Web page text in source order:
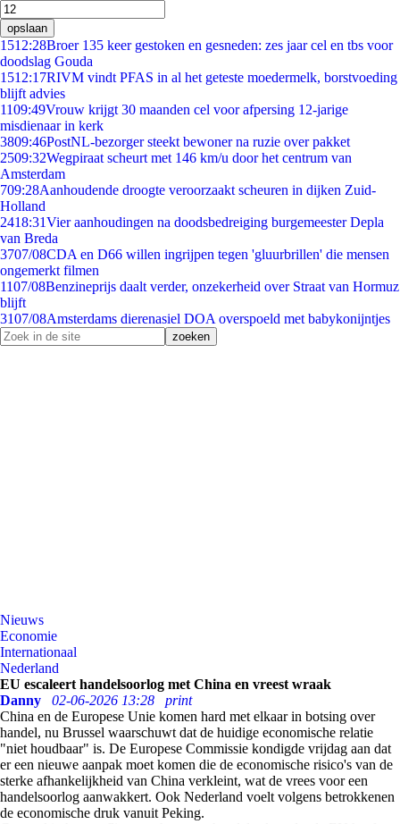
opslaan
1512:28Broer 135 keer gestoken en gesneden: zes jaar cel en tbs voor
doodslag Gouda
1512:17RIVM vindt PFAS in al het geteste moedermelk, borstvoeding
blijft advies
1109:49Vrouw krijgt 30 maanden cel voor afpersing 12-jarige
misdienaar in kerk
3809:46PostNL-bezorger steekt bewoner na ruzie over pakket
2509:32Wegpiraat scheurt met 146 km/u door het centrum van
Amsterdam
709:28Aanhoudende droogte veroorzaakt scheuren in dijken Zuid-
Holland
2418:31Vier aanhoudingen na doodsbedreiging burgemeester Depla
van Breda
3707/08CDA en D66 willen ingrijpen tegen 'gluurbrillen' die mensen
ongemerkt filmen
1107/08Benzineprijs daalt verder, onzekerheid over Straat van Hormuz
blijft
3107/08Amsterdams dierenasiel DOA overspoeld met babykonijntjes
Nieuws
Economie
Internationaal
Nederland
EU escaleert handelsoorlog met China en vreest wraak
Danny
02-06-2026 13:28
print
China en de Europese Unie komen hard met elkaar in botsing over
handel, nu Brussel waarschuwt dat de huidige economische relatie
"niet houdbaar" is. De Europese Commissie kondigde vrijdag aan dat
er een nieuwe aanpak moet komen die de economische risico's van de
sterke afhankelijkheid van China verkleint, wat de vrees voor een
handelsoorlog aanwakkert. Ook Nederland voelt volgens betrokkenen
de economische druk vanuit Peking.